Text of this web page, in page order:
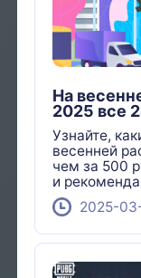
На
2025 все
500 руб
Узнайте,
весенней
чем за 500
и
2025-